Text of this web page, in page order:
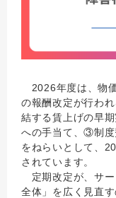
2026年度は、物
の報酬改定が行わ
結する賃上げの早
への手当て、③制度
をねらいとして、
されています。
定期改定が、サー
全体」を広く見直